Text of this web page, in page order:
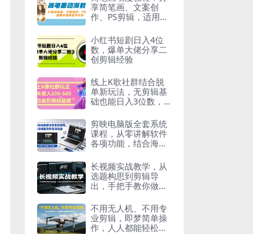
享简笔画、文案创
作、PS剪辑，适用于
小红书短剧日入4位
数，爆单大佬分享二
创剪辑经验
线上K歌社群结合脱
单新玩法，无剪辑基
础也能日入3位数，
剪映电脑版全套系统
课程，从零讲解软件
各项功能，结合海量
辑思维
长视频实战教学，从
选题构思到剪辑导
出，手把手教你做出
不用无人机、不用专
业剪辑，即梦简单操
作，人人都能轻松复